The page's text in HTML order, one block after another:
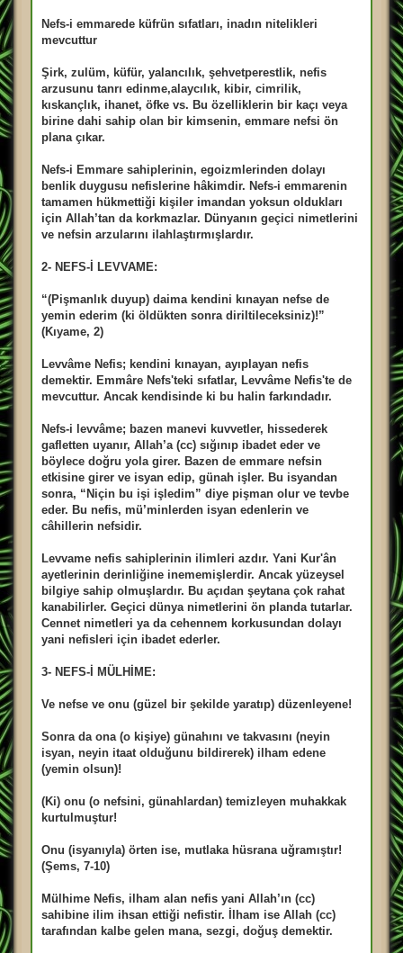
Nefs-i emmarede küfrün sıfatları, inadın nitelikleri
mevcuttur
Şirk, zulüm, küfür, yalancılık, şehvetperestlik, nefis
arzusunu tanrı edinme,alaycılık, kibir, cimrilik,
kıskançlık, ihanet, öfke vs. Bu özelliklerin bir kaçı veya
birine dahi sahip olan bir kimsenin, emmare nefsi ön
plana çıkar.
Nefs-i Emmare sahiplerinin, egoizmlerinden dolayı
benlik duygusu nefislerine hâkimdir. Nefs-i emmarenin
tamamen hükmettiği kişiler imandan yoksun oldukları
için Allah’tan da korkmazlar. Dünyanın geçici nimetlerini
ve nefsin arzularını ilahlaştırmışlardır.
2- NEFS-İ LEVVAME:
“(Pişmanlık duyup) daima kendini kınayan nefse de
yemin ederim (ki öldükten sonra diriltileceksiniz)!”
(Kıyame, 2)
Levvâme Nefis; kendini kınayan, ayıplayan nefis
demektir. Emmâre Nefs'teki sıfatlar, Levvâme Nefis'te de
mevcuttur. Ancak kendisinde ki bu halin farkındadır.
Nefs-i levvâme; bazen manevi kuvvetler, hissederek
gafletten uyanır, Allah’a (cc) sığınıp ibadet eder ve
böylece doğru yola girer. Bazen de emmare nefsin
etkisine girer ve isyan edip, günah işler. Bu isyandan
sonra, “Niçin bu işi işledim” diye pişman olur ve tevbe
eder. Bu nefis, mü’minlerden isyan edenlerin ve
câhillerin nefsidir.
Levvame nefis sahiplerinin ilimleri azdır. Yani Kur'ân
ayetlerinin derinliğine inememişlerdir. Ancak yüzeysel
bilgiye sahip olmuşlardır. Bu açıdan şeytana çok rahat
kanabilirler. Geçici dünya nimetlerini ön planda tutarlar.
Cennet nimetleri ya da cehennem korkusundan dolayı
yani nefisleri için ibadet ederler.
3- NEFS-İ MÜLHİME:
Ve nefse ve onu (güzel bir şekilde yaratıp) düzenleyene!
Sonra da ona (o kişiye) günahını ve takvasını (neyin
isyan, neyin itaat olduğunu bildirerek) ilham edene
(yemin olsun)!
(Ki) onu (o nefsini, günahlardan) temizleyen muhakkak
kurtulmuştur!
Onu (isyanıyla) örten ise, mutlaka hüsrana uğramıştır!
(Şems, 7-10)
Mülhime Nefis, ilham alan nefis yani Allah’ın (cc)
sahibine ilim ihsan ettiği nefistir. İlham ise Allah (cc)
tarafından kalbe gelen mana, sezgi, doğuş demektir.